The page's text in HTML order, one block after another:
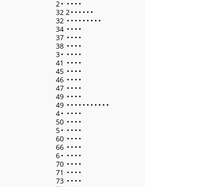
2• • • • •
32 2• • • • • •
32 • • • • • • • • •
34 • • • •
37 • • • •
38 • • • •
3• • • • •
41 • • • •
45 • • • •
46 • • • •
47 • • • •
49 • • • •
49 • • • • • • • • • • •
4• • • • •
50 • • • •
5• • • • •
60 • • • •
66 • • • •
6• • • • •
70 • • • •
71 • • • •
73 • • • •